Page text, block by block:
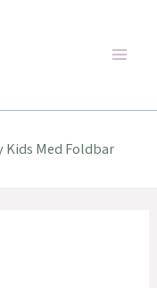
Kids Med Foldbar